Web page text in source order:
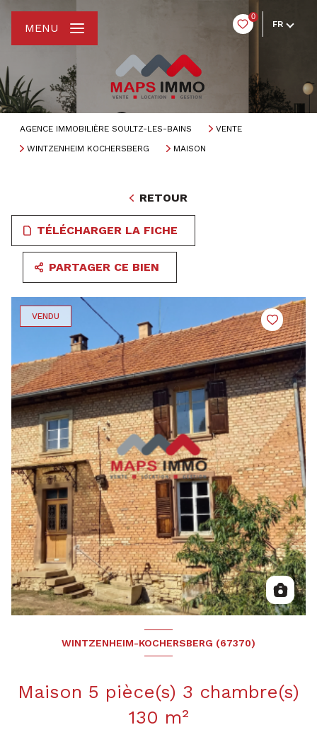
0
FR
MENU
AGENCE IMMOBILIÈRE SOULTZ-LES-BAINS
VENTE
WINTZENHEIM KOCHERSBERG
MAISON
RETOUR
TÉLÉCHARGER LA FICHE
PARTAGER CE BIEN
VENDU
WINTZENHEIM-KOCHERSBERG (67370)
Maison 5 pièce(s) 3 chambre(s)
130 m²